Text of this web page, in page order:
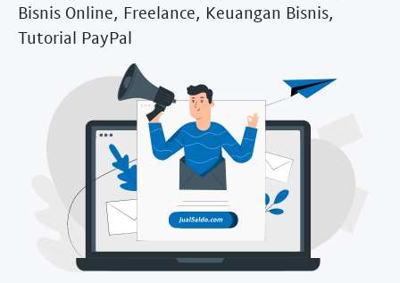
Bisnis Online, Freelance, Keuangan Bisnis,
Tutorial PayPal